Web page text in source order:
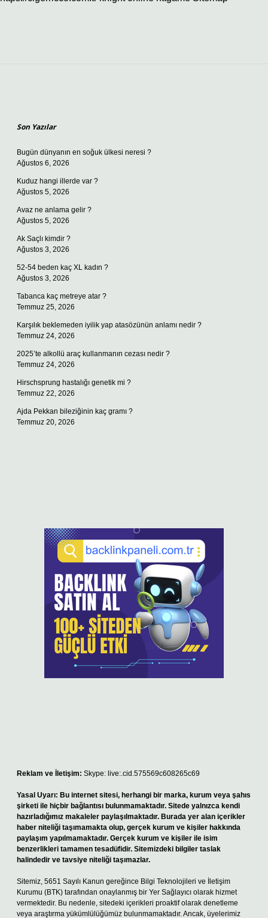
Son Yazılar
Bugün dünyanın en soğuk ülkesi neresi ?
Ağustos 6, 2026
Kuduz hangi illerde var ?
Ağustos 5, 2026
Avaz ne anlama gelir ?
Ağustos 5, 2026
Ak Saçlı kimdir ?
Ağustos 3, 2026
52-54 beden kaç XL kadın ?
Ağustos 3, 2026
Tabanca kaç metreye atar ?
Temmuz 25, 2026
Karşılık beklemeden iyilik yap atasözünün anlamı nedir ?
Temmuz 24, 2026
2025’te alkollü araç kullanmanın cezası nedir ?
Temmuz 24, 2026
Hirschsprung hastalığı genetik mi ?
Temmuz 22, 2026
Ajda Pekkan bileziğinin kaç gramı ?
Temmuz 20, 2026
Reklam ve İletişim: Skype: live:.cid.575569c608265c69
Yasal Uyarı: Bu internet sitesi, herhangi bir marka, kurum veya şahıs
şirketi ile hiçbir bağlantısı bulunmamaktadır. Sitede yalnızca kendi
hazırladığımız makaleler paylaşılmaktadır. Burada yer alan içerikler
haber niteliği taşımamakta olup, gerçek kurum ve kişiler hakkında
paylaşım yapılmamaktadır. Gerçek kurum ve kişiler ile isim
benzerlikleri tamamen tesadüfidir. Sitemizdeki bilgiler taslak
halindedir ve tavsiye niteliği taşımazlar.
Sitemiz, 5651 Sayılı Kanun gereğince Bilgi Teknolojileri ve İletişim
Kurumu (BTK) tarafından onaylanmış bir Yer Sağlayıcı olarak hizmet
vermektedir. Bu nedenle, sitedeki içerikleri proaktif olarak denetleme
veya araştırma yükümlülüğümüz bulunmamaktadır. Ancak, üyelerimiz